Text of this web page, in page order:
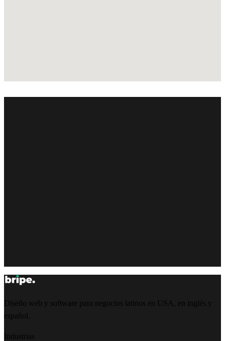
Diseño web y software para negocios latinos en USA, en inglés y
español.
Industrias